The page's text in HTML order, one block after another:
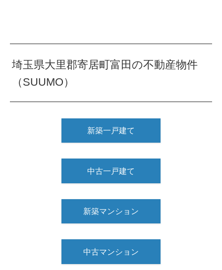
埼玉県大里郡寄居町富田の不動産物件
（SUUMO）
新築一戸建て
中古一戸建て
新築マンション
中古マンション